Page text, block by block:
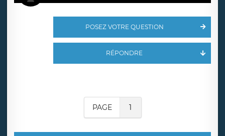
POSEZ VOTRE QUESTION
RÉPONDRE
PAGE 1